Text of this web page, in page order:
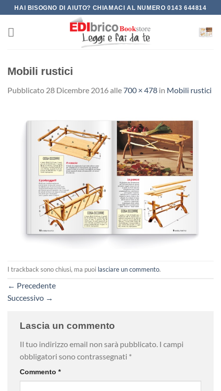
Salta
ai
contenuti
HAI BISOGNO DI AIUTO? CHIAMACI AL NUMERO 0143 644814
Mobili rustici
Pubblicato 28 Dicembre 2016alle700 × 478 in Mobili rustici
I trackback sono chiusi, ma puoi lasciare un commento.
← Precedente
Successivo →
Lascia un commento
Il tuo indirizzo email non sarà pubblicato. I campi
obbligatori sono contrassegnati *
Commento *